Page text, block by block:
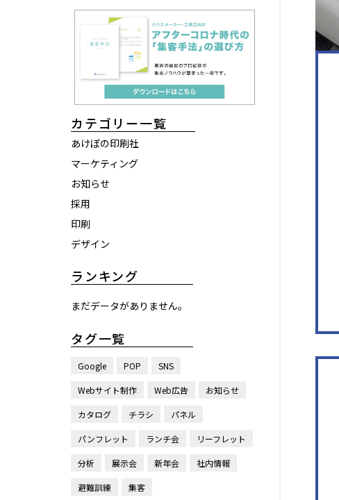
カテゴリー一覧
あけぼの印刷社
マーケティング
お知らせ
採用
印刷
デザイン
ランキング
まだデータがありません。
タグ一覧
Google POP SNS
Webサイト制作 Web広告 お知らせ
カタログ チラシ パネル
パンフレット ランチ会 リーフレット
分析 展示会 新年会 社内情報
避難訓練 集客